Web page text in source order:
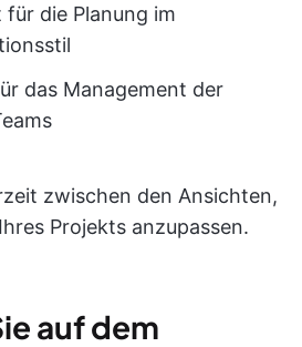
die Planung im
das Management der
zwischen den Ansichten,
Projekts anzupassen.
auf dem